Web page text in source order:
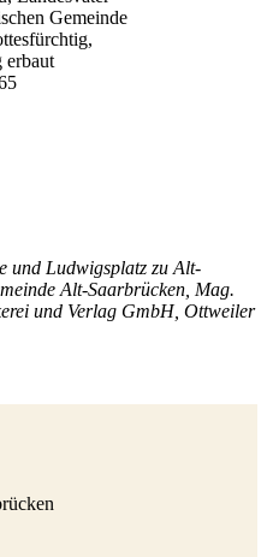
Gemeinde
erbaut
und Ludwigsplatz zu Alt-
Alt-Saarbrücken, Mag.
und Verlag GmbH, Ottweiler